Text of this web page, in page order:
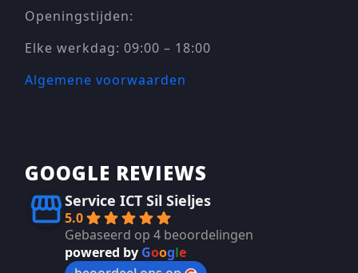
Openingstijden:
Elke werkdag: 09:00 – 18:00
Algemene voorwaarden
GOOGLE REVIEWS
Service ICT Sil Sieljes
5.0
Gebaseerd op 4 beoordelingen
powered by Google